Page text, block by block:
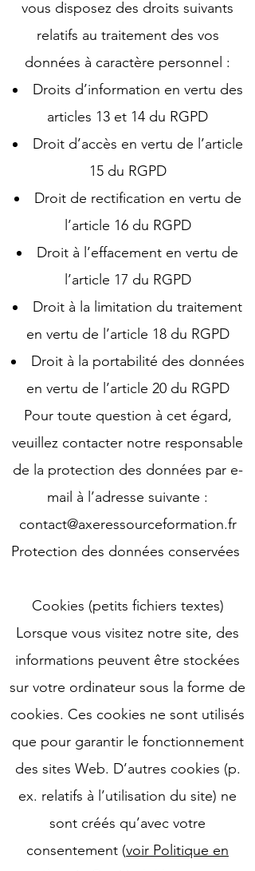
vous disposez des droits suivants
relatifs au traitement des vos
données à caractère personnel :
Droits d’information en vertu des
articles 13 et 14 du RGPD
Droit d’accès en vertu de l’article
15 du RGPD
Droit de rectification en vertu de
l’article 16 du RGPD
Droit à l’effacement en vertu de
l’article 17 du RGPD
Droit à la limitation du traitement
en vertu de l’article 18 du RGPD
Droit à la portabilité des données
en vertu de l’article 20 du RGPD
Pour toute question à cet égard,
veuillez contacter notre responsable
de la protection des données par e-
mail à l’adresse suivante :
contact@axeressourceformation.fr
Protection des données conservées
Cookies (petits fichiers textes)
Lorsque vous visitez notre site, des
informations peuvent être stockées
sur votre ordinateur sous la forme de
cookies. Ces cookies ne sont utilisés
que pour garantir le fonctionnement
des sites Web. D’autres cookies (p.
ex. relatifs à l’utilisation du site) ne
sont créés qu’avec votre
consentement (voir Politique en